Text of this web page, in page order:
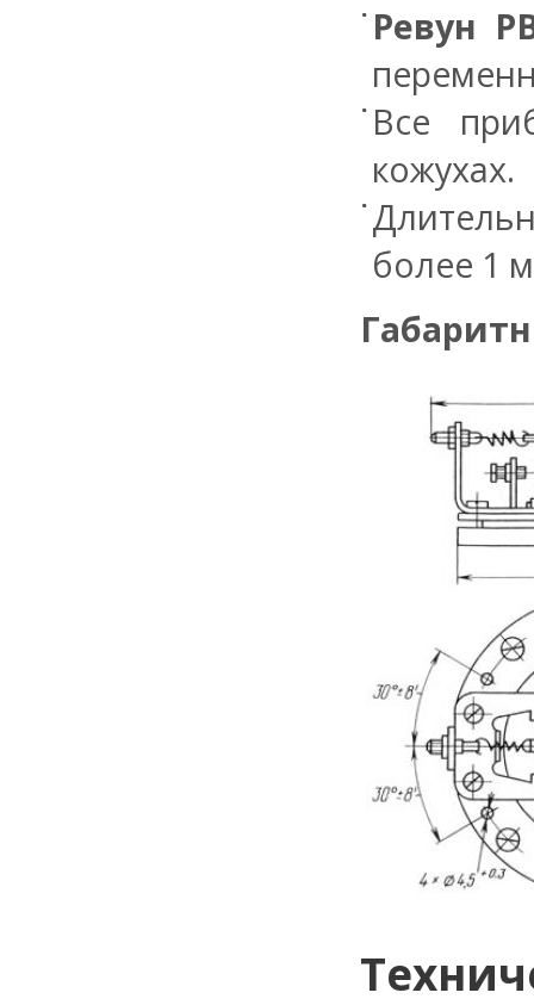
Ревун
Все
кожухах.
более 1